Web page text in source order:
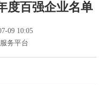
度百强企业名单
09 10:05
务平台